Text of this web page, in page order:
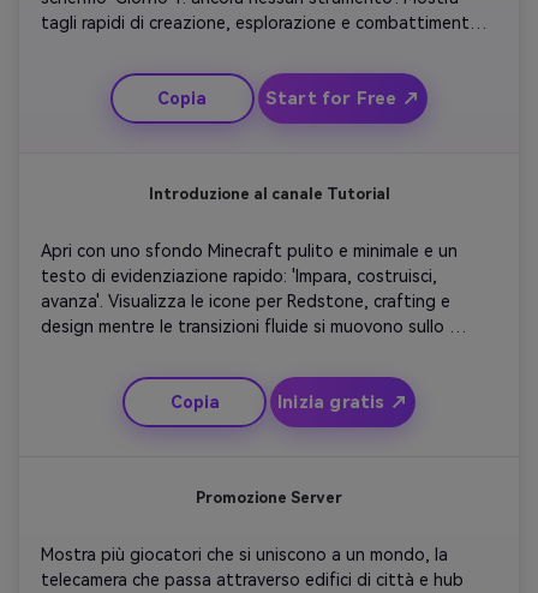
tagli rapidi di creazione, esplorazione e combattimento
Aggiungi effetti sonori del battito cardiaco durante i
momenti di tensione. Chiudi con il tuo logo accanto al
testo' Posso sopravvivere a 100 giorni? '. Questo
Copia Start for Free ↗
Introduzione al canale Tutorial
Apri con uno sfondo Minecraft pulito e minimale e un
testo di evidenziazione rapido: 'Impara, costruisci,
avanza'. Visualizza le icone per Redstone, crafting e
design mentre le transizioni fluide si muovono sullo
sovrapposizioni di didascalie per chiarezza. Finisci con il
nome del canale del tuo tutorial che emerge in sincronia
con un'animazione sparkle. Ideale per i creatori di
Copia Inizia gratis ↗
Promozione Server
Mostra più giocatori che si uniscono a un mondo, la
telecamera che passa attraverso edifici di città e hub